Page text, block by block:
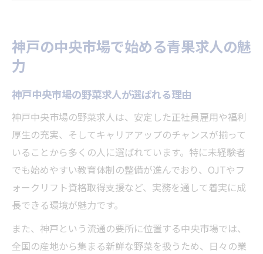
とは
神戸中央市場の野菜仕事で得られるやりが
い
青果市場での経験がキャリア形成に活きる
理由
未経験から始める神戸の市場業務の魅力と
は
野菜流通を支える現場で成長できるチャン
ス
神戸で青果求人に挑戦する価値と将来性
神戸の中央市場で始める青果求人の魅
力
神戸中央市場の野菜求人が選ばれる理由
神戸中央市場の野菜求人は、安定した正社員雇用や福利
厚生の充実、そしてキャリアアップのチャンスが揃って
いることから多くの人に選ばれています。特に未経験者
でも始めやすい教育体制の整備が進んでおり、OJTやフ
ォークリフト資格取得支援など、実務を通して着実に成
長できる環境が魅力です。
また、神戸という流通の要所に位置する中央市場では、
全国の産地から集まる新鮮な野菜を扱うため、日々の業